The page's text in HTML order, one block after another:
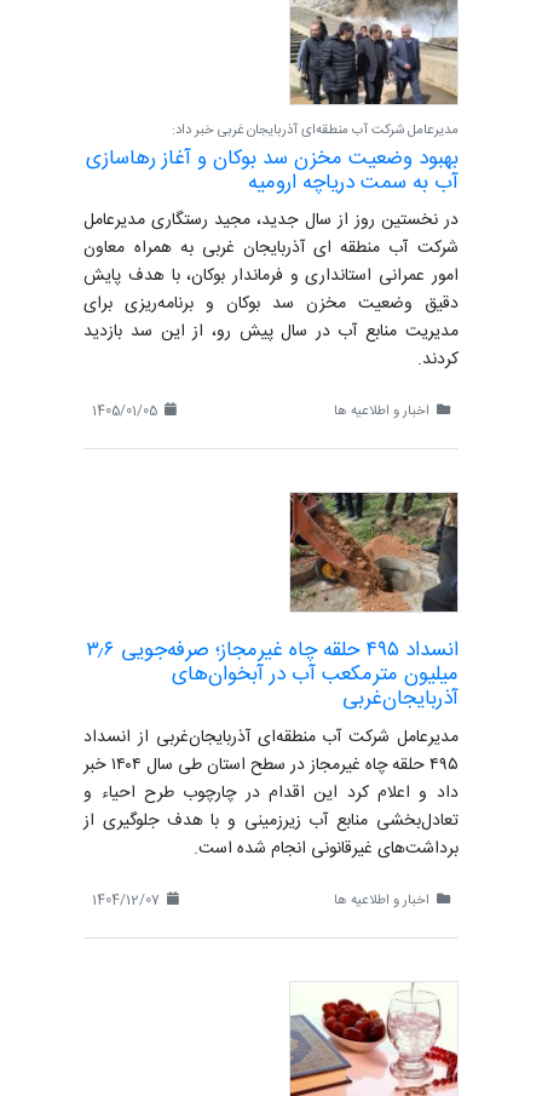
مدیرعامل شرکت آب منطقه‌ای آذربایجان غربی خبر داد:
بهبود وضعیت مخزن سد بوکان و آغاز رهاسازی
آب به سمت دریاچه ارومیه
در نخستین روز از سال جدید، مجید رستگاری مدیرعامل
شرکت آب منطقه ای آذربایجان غربی به همراه معاون
امور عمرانی استانداری و فرماندار بوکان، با هدف پایش
دقیق وضعیت مخزن سد بوکان و برنامه‌ریزی برای
مدیریت منابع آب در سال پیش رو، از این سد بازدید
کردند.
اخبار و اطلاعیه ها
انسداد ۴۹۵ حلقه چاه غیرمجاز؛ صرفه‌جویی ۳٫۶
میلیون مترمکعب آب در آبخوان‌های
آذربایجان‌غربی
مدیرعامل شرکت آب منطقه‌ای آذربایجان‌غربی از انسداد
۴۹۵ حلقه چاه غیرمجاز در سطح استان طی سال ۱۴۰۴ خبر
داد و اعلام کرد این اقدام در چارچوب طرح احیاء و
تعادل‌بخشی منابع آب زیرزمینی و با هدف جلوگیری از
برداشت‌های غیرقانونی انجام شده است.
اخبار و اطلاعیه ها